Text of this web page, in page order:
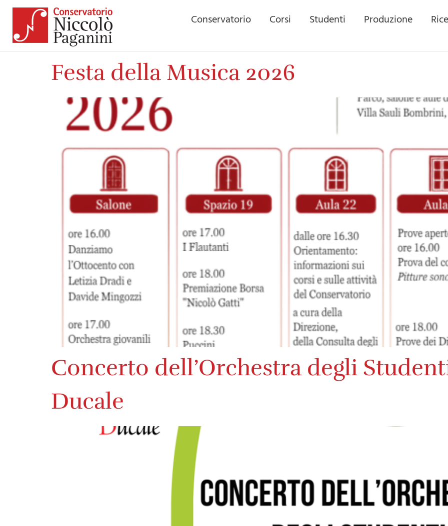
contenuto
Conservatorio Corsi Studenti Produzione
Festa della Musica 2026
Concerto dell’Orchestra degli
Ducale